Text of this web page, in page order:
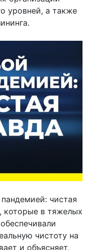
уровней, а также
чистая
которые в тяжелых
чистоту на
и объясняет,